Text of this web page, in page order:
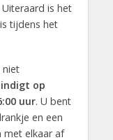
is het
tijdens het
op
uur. U bent
en een
met elkaar af